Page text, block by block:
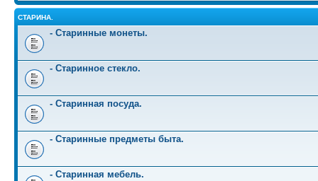
СТАРИНА.
- Старинные монеты.
- Старинное стекло.
- Старинная посуда.
- Старинные предметы быта.
- Старинная мебель.